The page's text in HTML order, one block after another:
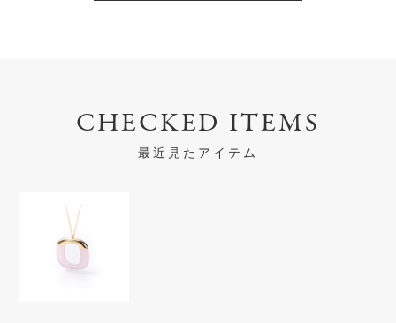
CHECKED ITEMS
最近見たアイテム